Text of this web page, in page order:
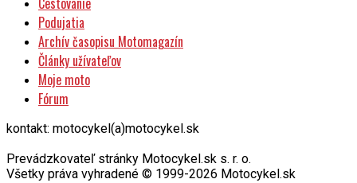
Podujatia
Archív časopisu Motomagazín
Články užívateľov
Moje moto
Fórum
kontakt: motocykel(a)motocykel.sk
Prevádzkovateľ stránky Motocykel.sk s. r. o.
Všetky práva vyhradené © 1999-2026 Motocykel.sk